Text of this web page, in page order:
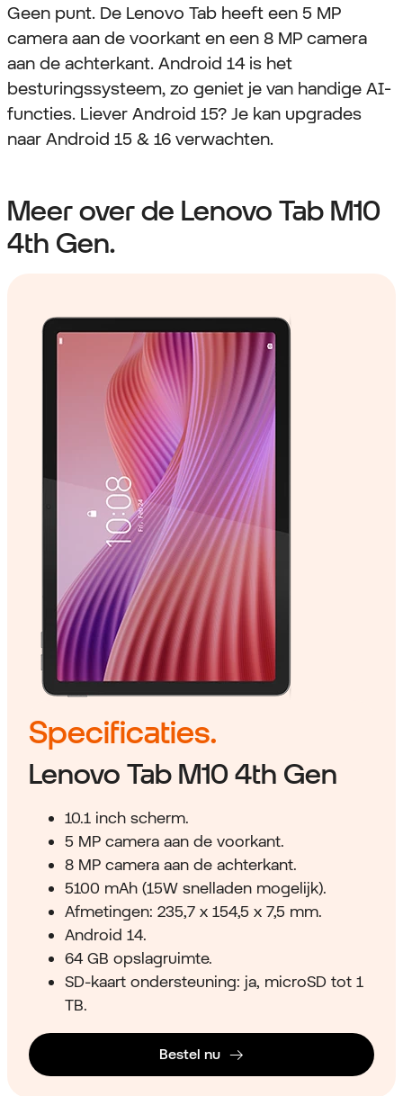
Geen punt. De Lenovo Tab heeft een 5 MP
camera aan de voorkant en een 8 MP camera
aan de achterkant. Android 14 is het
besturingssysteem, zo geniet je van handige AI-
functies. Liever Android 15? Je kan upgrades
naar Android 15 & 16 verwachten.
Meer over de Lenovo Tab M10
4th Gen.
Specificaties.
Lenovo Tab M10 4th Gen
10.1 inch scherm.
5 MP camera aan de voorkant.
8 MP camera aan de achterkant.
5100 mAh (15W snelladen mogelijk).
Afmetingen: 235,7 x 154,5 x 7,5 mm.
Android 14.
64 GB opslagruimte.
SD-kaart ondersteuning: ja, microSD tot 1
TB.
Bestel nu